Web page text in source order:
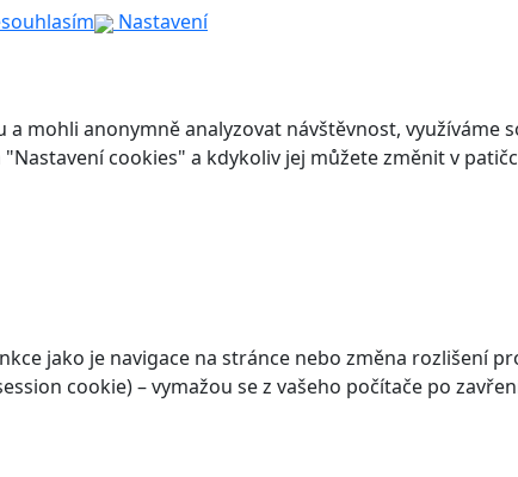
Nastavení
mohli anonymně analyzovat návštěvnost, využíváme
cookies" a kdykoliv jej můžete změnit v
jako je navigace na stránce nebo změna rozlišení
cookie) – vymažou se z vašeho počítače po